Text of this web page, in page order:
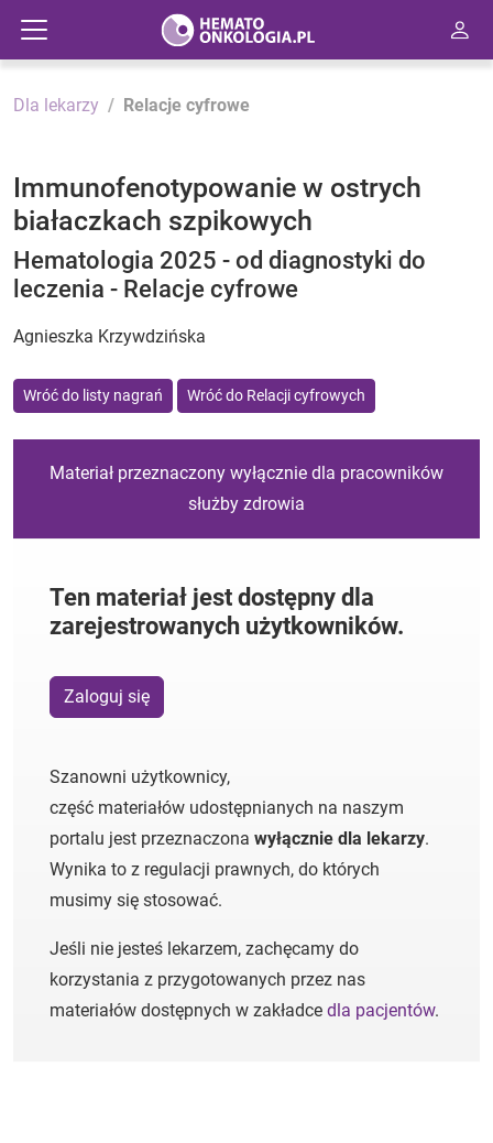
Dla lekarzy Relacje cyfrowe
Immunofenotypowanie w ostrych
białaczkach szpikowych
Hematologia 2025 - od diagnostyki do
leczenia - Relacje cyfrowe
Agnieszka Krzywdzińska
Wróć do listy nagrań Wróć do Relacji cyfrowych
Materiał przeznaczony wyłącznie dla pracowników
służby zdrowia
Ten materiał jest dostępny dla
zarejestrowanych użytkowników.
Zaloguj się
Szanowni użytkownicy,
część materiałów udostępnianych na naszym
portalu jest przeznaczona wyłącznie dla lekarzy.
Wynika to z regulacji prawnych, do których
musimy się stosować.
Jeśli nie jesteś lekarzem, zachęcamy do
korzystania z przygotowanych przez nas
materiałów dostępnych w zakładce dla pacjentów.